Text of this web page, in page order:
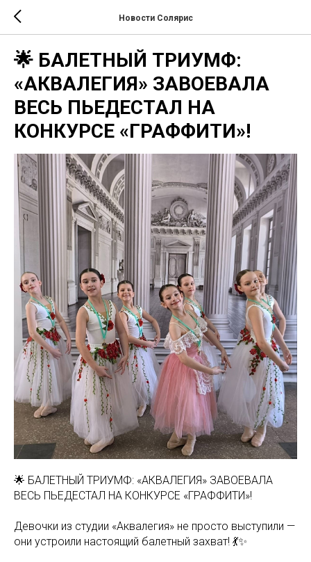
Новости Солярис
🌟 БАЛЕТНЫЙ ТРИУМФ:
«АКВАЛЕГИЯ» ЗАВОЕВАЛА
ВЕСЬ ПЬЕДЕСТАЛ НА
КОНКУРСЕ «ГРАФФИТИ»!
🌟 БАЛЕТНЫЙ ТРИУМФ: «АКВАЛЕГИЯ» ЗАВОЕВАЛА
ВЕСЬ ПЬЕДЕСТАЛ НА КОНКУРСЕ «ГРАФФИТИ»!
Девочки из студии «Аквалегия» не просто выступили —
они устроили настоящий балетный захват! 💃✨